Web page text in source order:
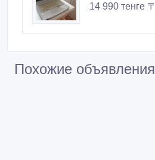
14 990 тенге 〒
Похожие объявления